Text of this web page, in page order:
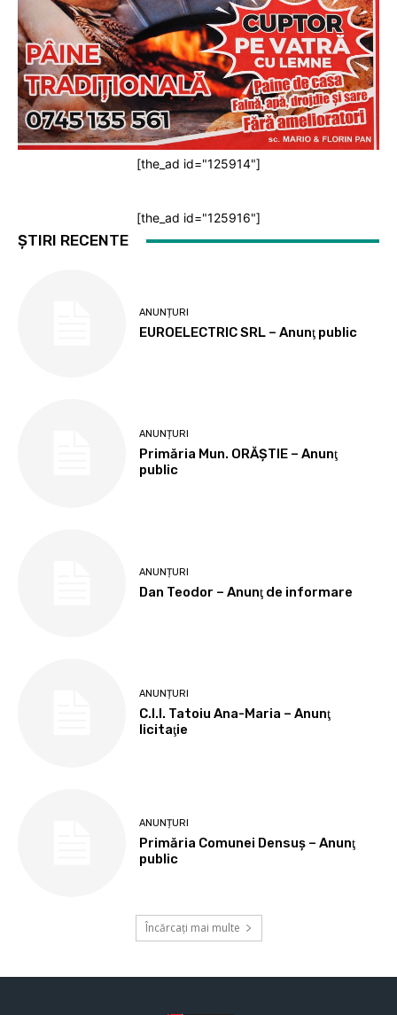
[the_ad id="125914"]
[the_ad id="125916"]
ȘTIRI RECENTE
ANUNȚURI
EUROELECTRIC SRL – Anunţ public
ANUNȚURI
Primăria Mun. ORĂȘTIE – Anunţ
public
ANUNȚURI
Dan Teodor – Anunţ de informare
ANUNȚURI
C.I.I. Tatoiu Ana-Maria – Anunţ
licitaţie
ANUNȚURI
Primăria Comunei Densuş – Anunţ
public
Încărcați mai multe